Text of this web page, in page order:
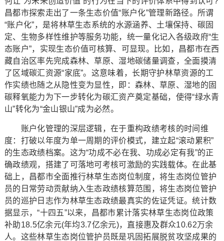
昌都市探索走出了一条生态价值“账户化”管理新路径。所谓
“账户化”，是将林草生态系统的水源涵养、土壤保持、碳固
定、生物多样性维护等服务功能，统一量化记入各级政府“生
态账户”，实现生态价值可核算、可显现。比如，昌都市在西
藏自治区率先完成森林、草原、湿地碳储量调查，全面摸清
了区域碳汇资源“家底”。这意味着，长期守护林草资源的工
作实绩也随之从隐性变为显性，即：森林、草原、湿地的固
碳释氧能力为下一步转化为碳汇资产奠定基础，使得“绿水青
山”转化为“金山银山”成为必然。
账户化管理的深层逻辑，在于重构政绩考核的时间维
度：打破以年度为单一周期的评价模式，建立起“滚动累积”
的生态政绩档案。这为“功成不必在我、功成必定有我”的正
确政绩观，搭建了可落地可考核可激励的实践载体。在此基
础上，昌都市全面推行林草生态岗位制度，将生态岗位管护
员的日常劳动贡献纳入生态政绩核算范围，将生态岗位管护
员的巡护日志作为林草生态政绩最真实的佐证凭证。统计数
据显示，“十四五”以来，昌都市累计落实林草生态岗位政策
补助18.5亿余元(年均3.7亿余元)，直接惠及群众10.62万余
人。这些林草生态岗位管护员既是巩固拓展脱贫攻坚成果的